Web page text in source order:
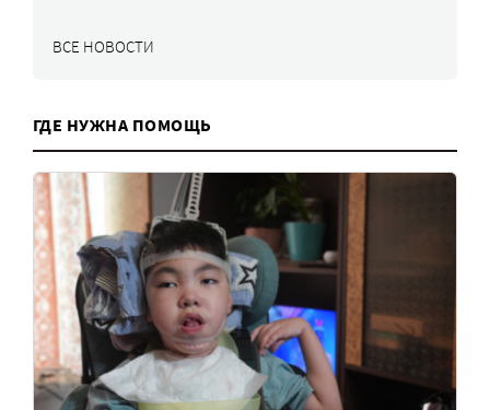
ВСЕ НОВОСТИ
ГДЕ НУЖНА ПОМОЩЬ